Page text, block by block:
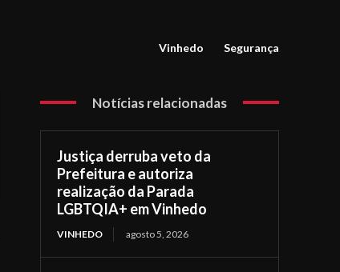
Vinhedo Segurança
Notícias relacionadas
Justiça derruba veto da
Prefeitura e autoriza
realização da Parada
LGBTQIA+ em Vinhedo
VINHEDO agosto 5, 2026